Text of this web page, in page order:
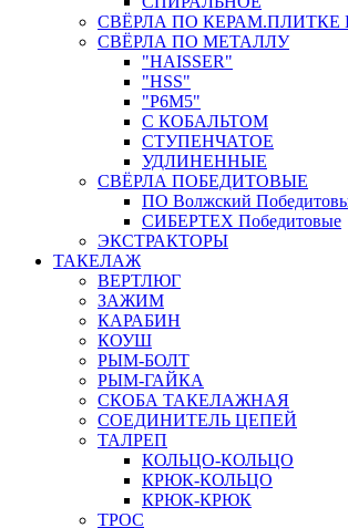
СВЁРЛА ПО КЕРАМ.ПЛИТКЕ
СВЁРЛА ПО МЕТАЛЛУ
"HAISSER"
"HSS"
"Р6М5"
С КОБАЛЬТОМ
СТУПЕНЧАТОЕ
УДЛИНЕННЫЕ
СВЁРЛА ПОБЕДИТОВЫЕ
ПО Волжский
СИБЕРТЕХ Победитовые
ЭКСТРАКТОРЫ
ТАКЕЛАЖ
ВЕРТЛЮГ
ЗАЖИМ
КАРАБИН
КОУШ
РЫМ-БОЛТ
РЫМ-ГАЙКА
СКОБА ТАКЕЛАЖНАЯ
СОЕДИНИТЕЛЬ ЦЕПЕЙ
ТАЛРЕП
КОЛЬЦО-КОЛЬЦО
КРЮК-КОЛЬЦО
КРЮК-КРЮК
ТРОС